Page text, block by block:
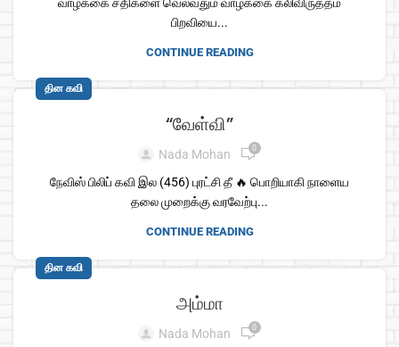
பிறவியை...
CONTINUE READING
தின கவி
“வேள்வி”
Nada Mohan 0
நேவிஸ் பிலிப் கவி இல (456) புரட்சி தீ 🔥 பொறியாகி நாளைய
தலை முறைக்கு வரவேற்பு...
CONTINUE READING
தின கவி
அம்மா
Nada Mohan 0